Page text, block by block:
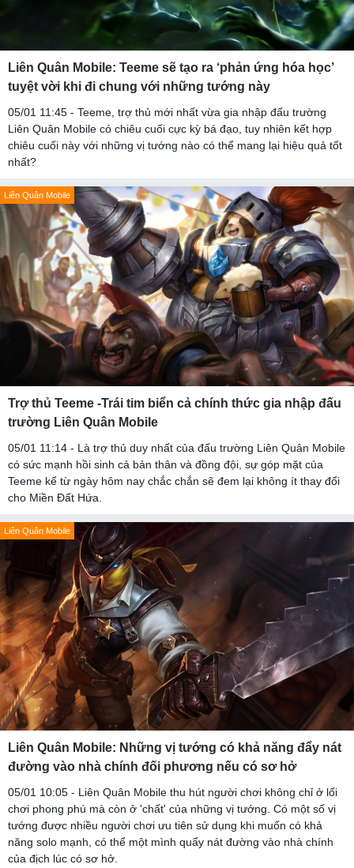
Liên Quân Mobile: Teeme sẽ tạo ra ‘phản ứng hóa học’
tuyệt vời khi đi chung với những tướng này
05/01 11:45 - Teeme, trợ thủ mới nhất vừa gia nhập đấu trường
Liên Quân Mobile có chiêu cuối cực kỳ bá đạo, tuy nhiên kết hợp
chiêu cuối này với những vị tướng nào có thể mang lại hiệu quả tốt
nhất?
Liên Quân Mobile
Trợ thủ Teeme -Trái tim biển cả chính thức gia nhập đấu
trường Liên Quân Mobile
05/01 11:14 - Là trợ thủ duy nhất của đấu trường Liên Quân Mobile
có sức mạnh hồi sinh cả bản thân và đồng đội, sự góp mặt của
Teeme kể từ ngày hôm nay chắc chắn sẽ đem lại không ít thay đổi
cho Miền Đất Hứa.
Liên Quân Mobile
Liên Quân Mobile: Những vị tướng có khả năng đẩy nát
đường vào nhà chính đối phương nếu có sơ hở
05/01 10:05 - Liên Quân Mobile thu hút người chơi không chỉ ở lối
chơi phong phú mà còn ở 'chất' của những vị tướng. Có một số vị
tướng được nhiều người chơi ưu tiên sử dụng khi muốn có khả
năng solo mạnh, có thể một mình quẩy nát đường vào nhà chính
của địch lúc có sơ hở.